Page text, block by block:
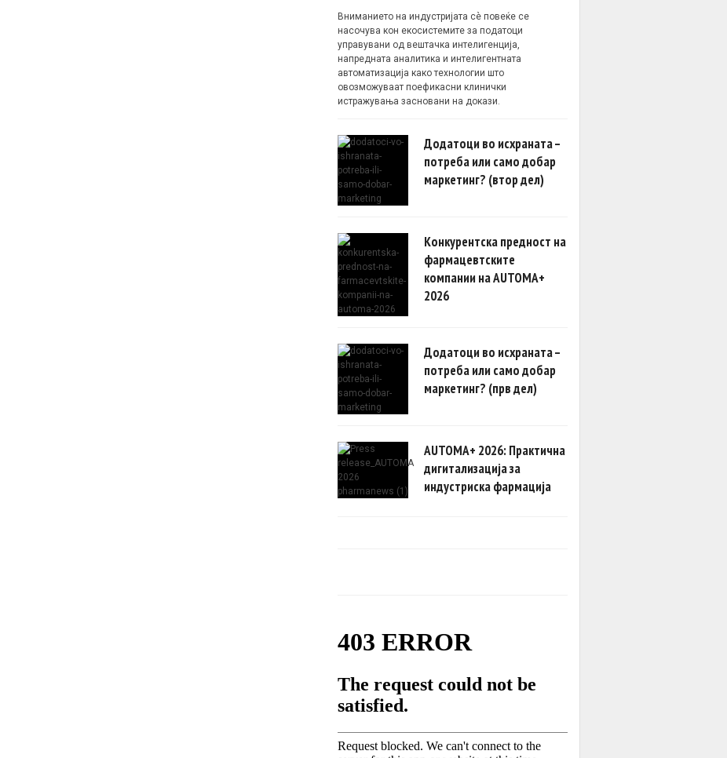
Вниманието на индустријата сè повеќе се
насочува кон екосистемите за податоци
управувани од вештачка интелигенција,
напредната аналитика и интелигентната
автоматизација како технологии што
овозможуваат поефикасни клинички
истражувања засновани на докази.
Додатоци во исхраната –
потреба или само добар
маркетинг? (втор дел)
Конкурентска предност на
фармацевтските
компании на AUTOMA+
2026
Додатоци во исхраната –
потреба или само добар
маркетинг? (прв дел)
AUTOMA+ 2026: Практична
дигитализација за
индустриска фармација